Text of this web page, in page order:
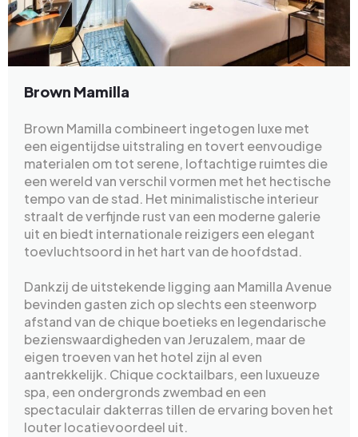
Brown Mamilla
Brown Mamilla combineert ingetogen luxe met
een eigentijdse uitstraling en tovert eenvoudige
materialen om tot serene, loftachtige ruimtes die
een wereld van verschil vormen met het hectische
tempo van de stad. Het minimalistische interieur
straalt de verfijnde rust van een moderne galerie
uit en biedt internationale reizigers een elegant
toevluchtsoord in het hart van de hoofdstad.
Dankzij de uitstekende ligging aan Mamilla Avenue
bevinden gasten zich op slechts een steenworp
afstand van de chique boetieks en legendarische
bezienswaardigheden van Jeruzalem, maar de
eigen troeven van het hotel zijn al even
aantrekkelijk. Chique cocktailbars, een luxueuze
spa, een ondergronds zwembad en een
spectaculair dakterras tillen de ervaring boven het
louter locatievoordeel uit.